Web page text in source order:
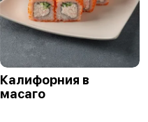
Калифорния в
масаго